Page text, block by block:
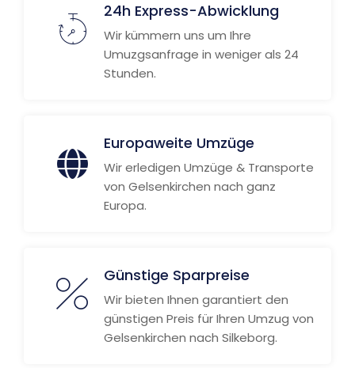
24h Express-Abwicklung
Wir kümmern uns um Ihre
Umuzgsanfrage in weniger als 24
Stunden.
Europaweite Umzüge
Wir erledigen Umzüge & Transporte
von Gelsenkirchen nach ganz
Europa.
Günstige Sparpreise
Wir bieten Ihnen garantiert den
günstigen Preis für Ihren Umzug von
Gelsenkirchen nach Silkeborg.